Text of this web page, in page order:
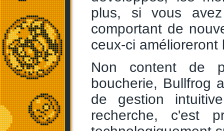
plus, si vous
comportant de
ceux-ci
Non content de
boucherie, Bullfrog
de gestion
recherche, c'est